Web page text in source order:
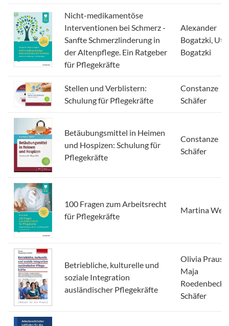
Nicht-medikamentöse
Interventionen bei Schmerz -
Sanfte Schmerzlinderung in
der Altenpflege. Ein Ratgeber
für Pflegekräfte
Alexander
Bogatzki, Ute
Bogatzki
Stellen und Verblistern:
Schulung für Pflegekräfte
Constanze
Schäfer
Betäubungsmittel in Heimen
und Hospizen: Schulung für
Pflegekräfte
Constanze
Schäfer
100 Fragen zum Arbeitsrecht
für Pflegekräfte
Martina
Betriebliche, kulturelle und
soziale Integration
ausländischer Pflegekräfte
Olivia Prauss,
Maja
Roedenbeck
Schäfer